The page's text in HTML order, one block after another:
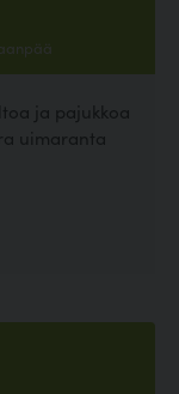
ja pajukkoa
uimaranta